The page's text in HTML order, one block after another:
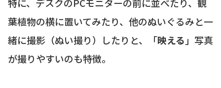
葉植物の横に置いてみたり、他のぬいぐるみと一
緒に撮影（ぬい撮り）したりと、「映える 」写真
が撮りやすいのも特徴。